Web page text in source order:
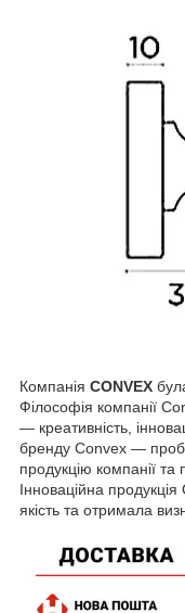
Компанія CONVEX
Філософія компанії
— креативність,
бренду Convex —
продукцію компанії
Інноваційна продукція
якість та отримала